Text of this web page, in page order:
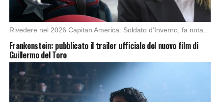
Rivedere nel 2026 Capitan America: Soldato d’Inverno, fa notare elementi delle democrazie moderne attuali che […]
Frankenstein: pubblicato il trailer ufficiale del nuovo film di
Guillermo del Toro